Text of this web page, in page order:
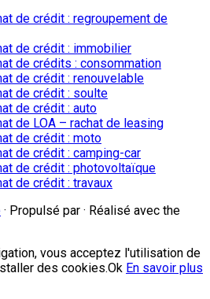
de crédit : regroupement de
de crédit : immobilier
de crédits : consommation
de crédit : renouvelable
de crédit : soulte
de crédit : auto
de LOA – rachat de leasing
de crédit : moto
de crédit : camping-car
de crédit : photovoltaïque
de crédit : travaux
· Propulsé par · Réalisé avec the
vous acceptez l'utilisation de
des cookies.Ok En savoir plus